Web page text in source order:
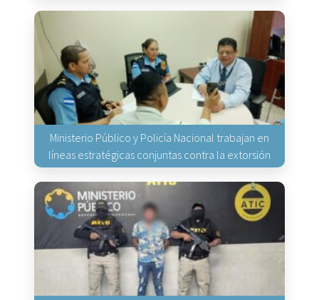
Ministerio Público y Policía Nacional trabajan en
líneas estratégicas conjuntas contra la extorsión